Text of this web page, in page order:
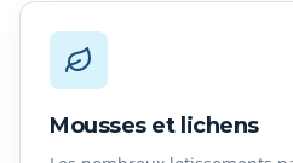
Mousses et lichens